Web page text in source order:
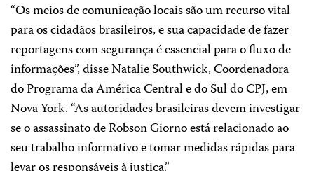
“Os meios de comunicação locais são um recurso vital
para os cidadãos brasileiros, e sua capacidade de fazer
reportagens com segurança é essencial para o fluxo de
informações”, disse Natalie Southwick, Coordenadora
do Programa da América Central e do Sul do CPJ, em
Nova York. “As autoridades brasileiras devem investigar
se o assassinato de Robson Giorno está relacionado ao
seu trabalho informativo e tomar medidas rápidas para